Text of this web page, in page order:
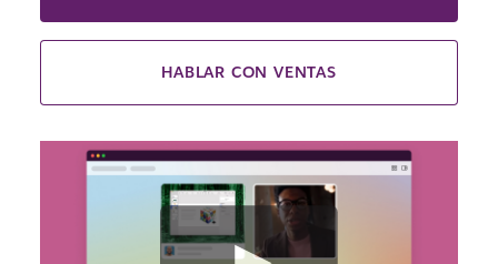
HABLAR CON VENTAS